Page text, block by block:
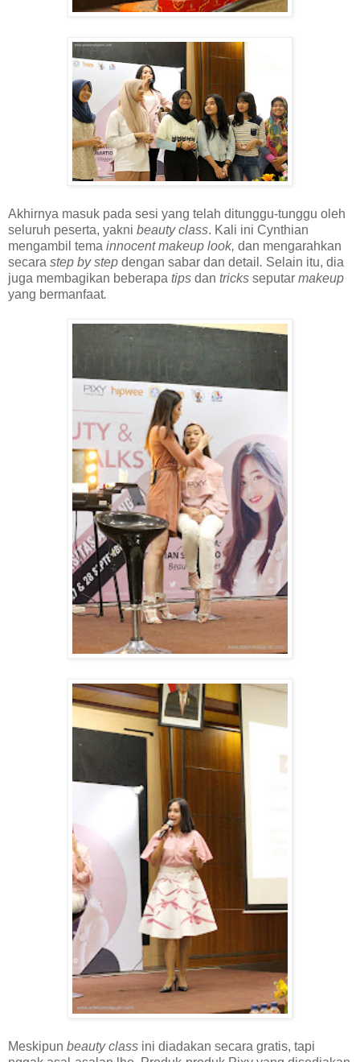
Akhirnya masuk pada sesi yang telah ditunggu-tunggu oleh
seluruh peserta, yakni beauty class. Kali ini Cynthian
mengambil tema innocent makeup look, dan mengarahkan
secara step by step dengan sabar dan detail . Selain itu, dia
juga membagikan beberapa tips dan tricks seputar makeup
yang bermanfaat.
Meskipun beauty class ini diadakan secara gratis, tapi